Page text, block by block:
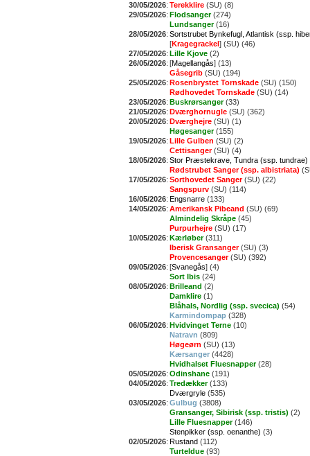
30/05/2026: Terekklire (SU) (8)
29/05/2026: Flodsanger(274)
Lundsanger(16)
28/05/2026: Sortstrubet Bynkefugl, Atlantisk (ssp.
[Kragegrackel] (SU) (46)
27/05/2026: Lille Kjove (2)
26/05/2026: [Magellangås] (13)
Gåsegrib (SU) (194)
25/05/2026: Rosenbrystet Tornskade (SU) (150)
Rødhovedet Tornskade (SU) (14)
23/05/2026: Buskrørsanger(33)
21/05/2026: Dværghornugle (SU) (362)
20/05/2026: Dværghejre (SU) (1)
Høgesanger(155)
19/05/2026: Lille Gulben (SU) (2)
Cettisanger(SU) (4)
18/05/2026: Stor Præstekrave, Tundra (ssp. tundrae)
Rødstrubet Sanger (ssp. albistriata)
17/05/2026: Sorthovedet Sanger(SU) (22)
Sangspurv (SU) (114)
16/05/2026: Engsnarre (133)
14/05/2026: Amerikansk Pibeand (SU) (69)
Almindelig Skråpe (45)
Purpurhejre (SU) (17)
10/05/2026: Kærløber(311)
Iberisk Gransanger(SU) (3)
Provencesanger(SU) (392)
09/05/2026: [Svanegås] (4)
Sort Ibis (24)
08/05/2026: Brilleand (2)
Damklire (1)
Blåhals, Nordlig (ssp. svecica) (54)
Karmindompap (328)
06/05/2026: Hvidvinget Terne (10)
Natravn (809)
Høgeørn (SU) (13)
Kærsanger (4428)
Hvidhalset Fluesnapper(28)
05/05/2026: Odinshane (191)
04/05/2026: Tredækker(133)
Dværgryle (535)
03/05/2026: Gulbug (3808)
Gransanger, Sibirisk (ssp. tristis) (2)
Lille Fluesnapper(146)
Stenpikker (ssp. oenanthe) (3)
02/05/2026: Rustand (112)
Turteldue (93)